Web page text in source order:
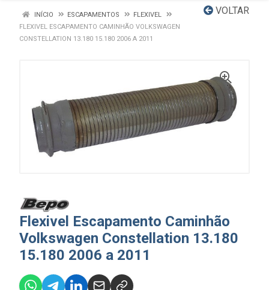
VOLTAR
INÍCIO ESCAPAMENTOS
FLEXIVEL
FLEXIVEL ESCAPAMENTO CAMINHÃO VOLKSWAGEN
CONSTELLATION 13.180 15.180 2006 A 2011
Flexivel Escapamento Caminhão
Volkswagen Constellation 13.180
15.180 2006 a 2011